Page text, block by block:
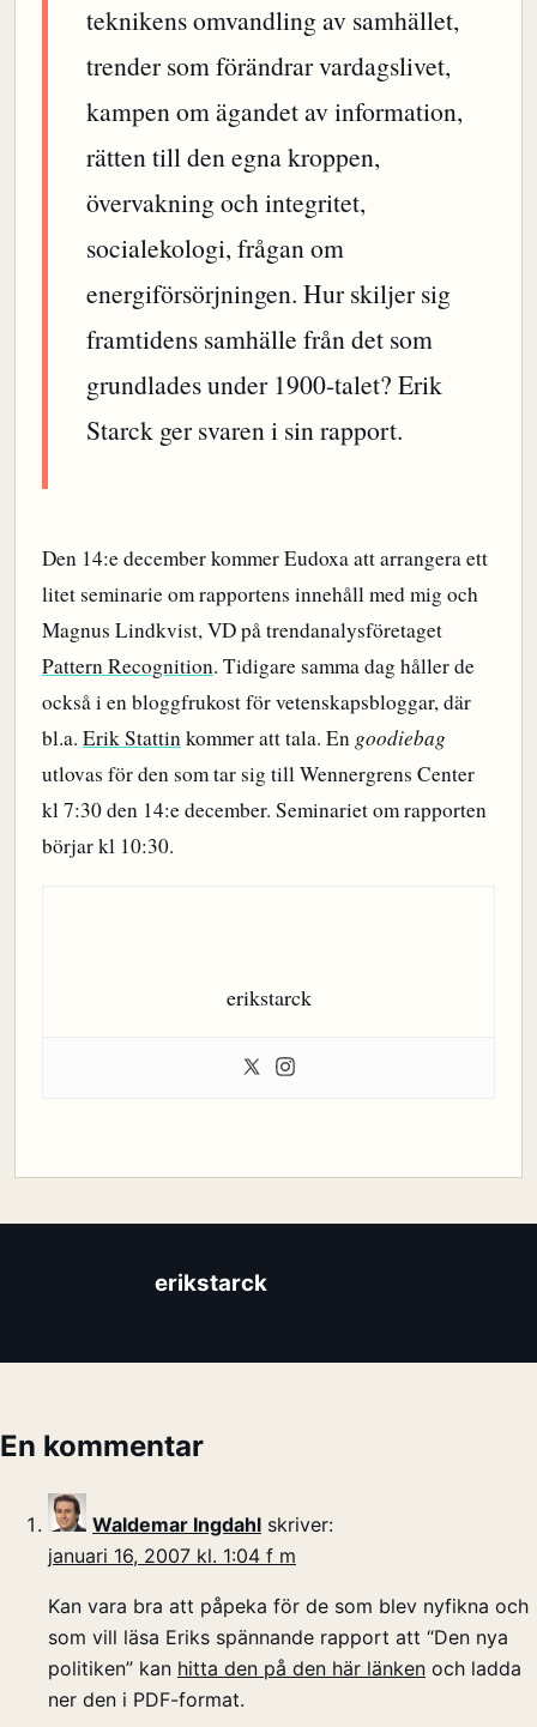
teknikens omvandling av samhället,
trender som förändrar vardagslivet,
kampen om ägandet av information,
rätten till den egna kroppen,
övervakning och integritet,
socialekologi, frågan om
energiförsörjningen. Hur skiljer sig
framtidens samhälle från det som
grundlades under 1900-talet? Erik
Starck ger svaren i sin rapport.
Den 14:e december kommer Eudoxa att arrangera ett
litet seminarie om rapportens innehåll med mig och
Magnus Lindkvist, VD på trendanalysföretaget
Pattern Recognition. Tidigare samma dag håller de
också i en bloggfrukost för vetenskapsbloggar, där
bl.a. Erik Stattinkommer att tala. En goodiebag
utlovas för den som tar sig till Wennergrens Center
kl 7:30 den 14:e december. Seminariet om rapporten
börjar kl 10:30.
erikstarck
erikstarck
En kommentar
Waldemar Ingdahl skriver:
januari 16, 2007 kl. 1:04 f m
Kan vara bra att påpeka för de som blev nyfikna och
som vill läsa Eriks spännande rapport att “Den nya
politiken” kan hitta den på den här länken och ladda
ner den i PDF-format.